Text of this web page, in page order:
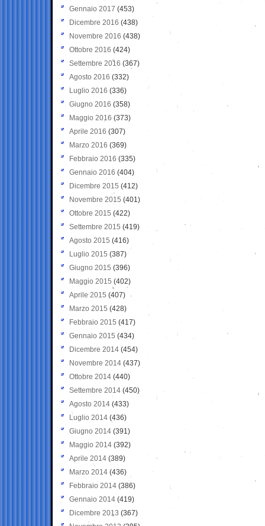
Gennaio 2017 (453)
Dicembre 2016 (438)
Novembre 2016 (438)
Ottobre 2016 (424)
Settembre 2016 (367)
Agosto 2016 (332)
Luglio 2016 (336)
Giugno 2016 (358)
Maggio 2016 (373)
Aprile 2016 (307)
Marzo 2016 (369)
Febbraio 2016 (335)
Gennaio 2016 (404)
Dicembre 2015 (412)
Novembre 2015 (401)
Ottobre 2015 (422)
Settembre 2015 (419)
Agosto 2015 (416)
Luglio 2015 (387)
Giugno 2015 (396)
Maggio 2015 (402)
Aprile 2015 (407)
Marzo 2015 (428)
Febbraio 2015 (417)
Gennaio 2015 (434)
Dicembre 2014 (454)
Novembre 2014 (437)
Ottobre 2014 (440)
Settembre 2014 (450)
Agosto 2014 (433)
Luglio 2014 (436)
Giugno 2014 (391)
Maggio 2014 (392)
Aprile 2014 (389)
Marzo 2014 (436)
Febbraio 2014 (386)
Gennaio 2014 (419)
Dicembre 2013 (367)